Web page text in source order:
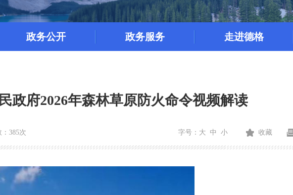
政务公开 政务服务 走进德格
政府2026年森林草原防火命令视频解读
385次 字号： 大 中 小 收藏